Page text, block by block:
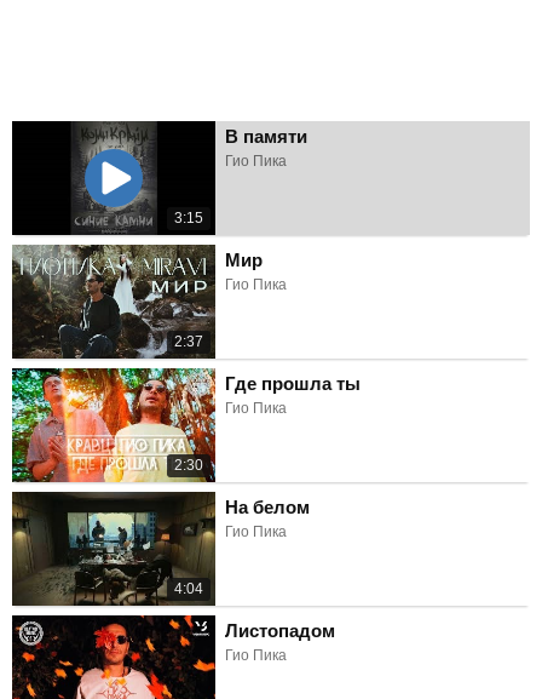
3:15
В памяти
Гио Пика
2:37
Мир
Гио Пика
2:30
Где прошла ты
Гио Пика
4:04
На белом
Гио Пика
Листопадом
Гио Пика